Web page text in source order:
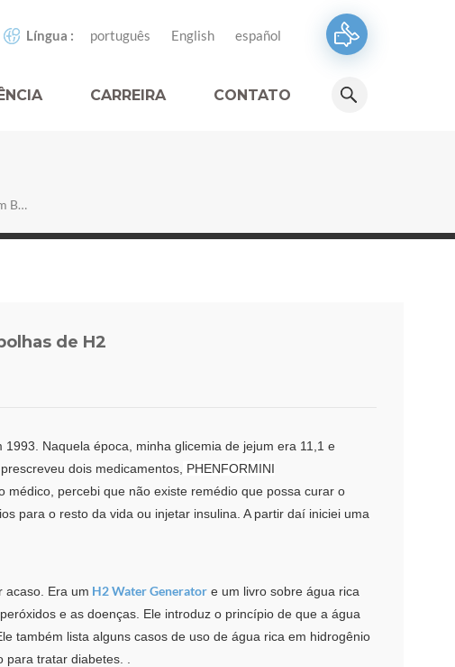
Língua : português English español
CARREIRA CONTATO
Minha Diabetes Com Garrafa De Água Com Bolhas De H2
de H2
Naquela época, minha glicemia de jejum era 11,1 e
dois medicamentos, PHENFORMINI
médico, percebi que não existe remédio que possa curar o
para o resto da vida ou injetar insulina. A partir daí iniciei uma
acaso. Era um H2 Water Generator e um livro sobre água rica
e as doenças. Ele introduz o princípio de que a água
também lista alguns casos de uso de água rica em hidrogênio
tratar diabetes. .